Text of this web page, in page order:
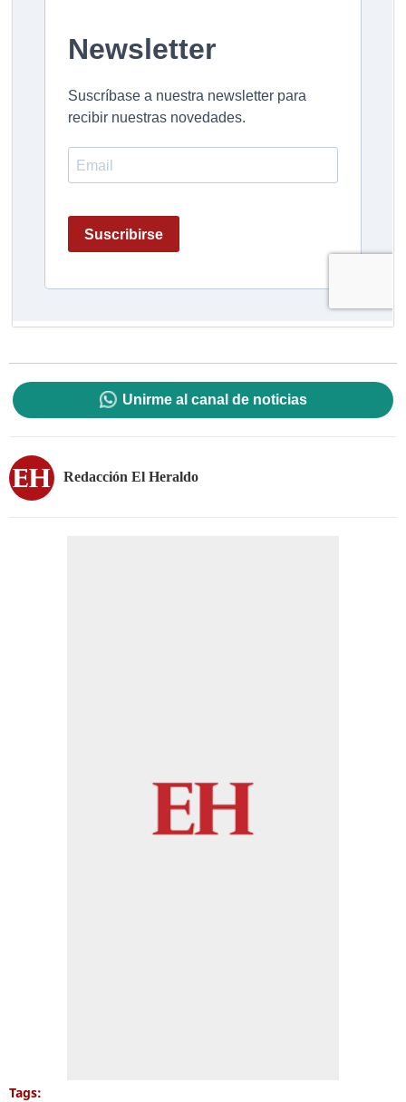
Unirme al canal de noticias
Redacción El Heraldo
Tags: